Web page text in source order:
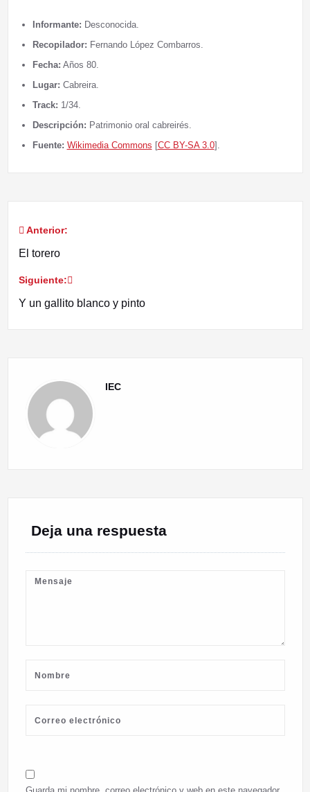
Informante: Desconocida.
Recopilador: Fernando López Combarros.
Fecha: Años 80.
Lugar: Cabreira.
Track: 1/34.
Descripción: Patrimonio oral cabreirés.
Fuente: Wikimedia Commons [CC BY-SA 3.0].
Navegación
entradas
Anterior:
El torero
Siguiente:
Y un gallito blanco y pinto
IEC
Deja una respuesta